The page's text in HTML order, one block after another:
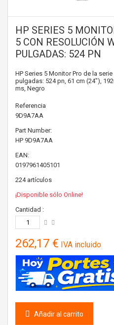
HP SERIES 5
5 CON RESOLUCIÓN
PULGADAS: 524 PN
HP Series 5 Monitor Pro de la
pulgadas: 524 pn, 61 cm (24"),
ms, Negro
Referencia
9D9A7AA
Part Number:
HP 9D9A7AA
EAN:
0197961405101
224 artículos
¡Disponible sólo Online!
Cantidad :
262,17 € IVA incluido
Añadir al carrito